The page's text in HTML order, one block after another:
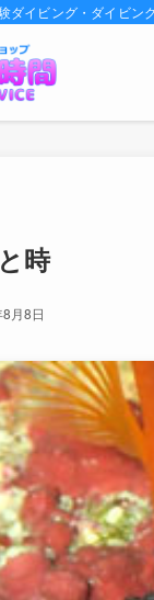
ダイビング・ダイビン
時
月8日